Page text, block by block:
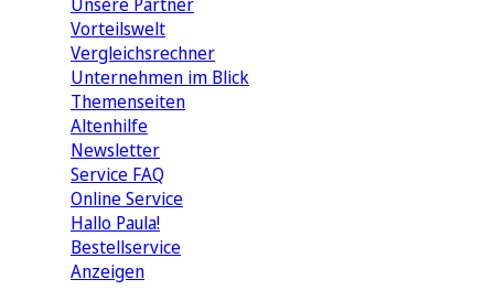
Vorteilswelt
Vergleichsrechner
Unternehmen im Blick
Themenseiten
Altenhilfe
Newsletter
Service FAQ
Online Service
Hallo Paula!
Bestellservice
Anzeigen